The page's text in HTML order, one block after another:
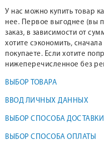
У нас можно купить товар
нее. Первое выгоднее (вы
заказ, в зависимости от
хотите сэкономить,
покупаете. Если хотите
нижеперечисленное без
ВЫБОР ТОВАРА
ВВОД ЛИЧНЫХ ДАННЫХ
ВЫБОР СПОСОБА ДОСТАВКИ
ВЫБОР СПОСОБА ОПЛАТЫ